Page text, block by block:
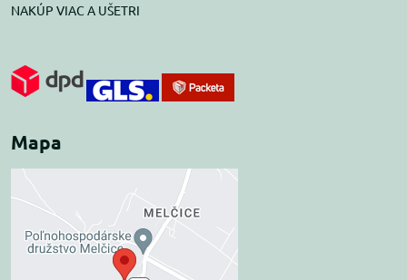
NAKÚP VIAC A UŠETRI
Mapa
Externý obsah je
blokovaný Voľbami
súkromia